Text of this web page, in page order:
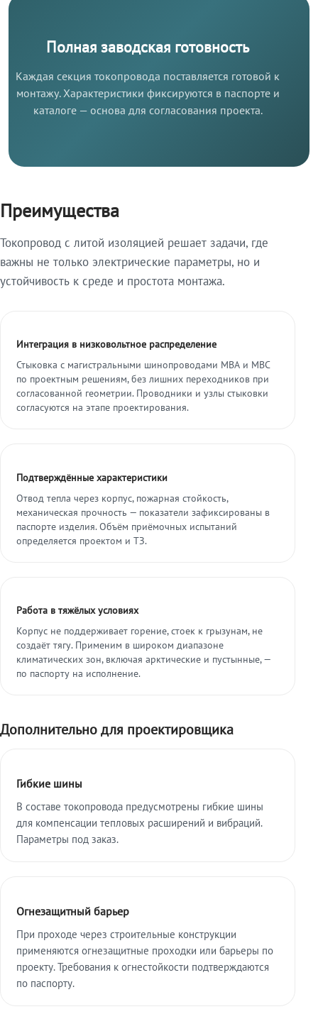
Полная заводская готовность
Каждая секция токопровода поставляется готовой к
монтажу. Характеристики фиксируются в паспорте и
каталоге — основа для согласования проекта.
Преимущества
Токопровод с литой изоляцией решает задачи, где
важны не только электрические параметры, но и
устойчивость к среде и простота монтажа.
Интеграция в низковольтное распределение
Стыковка с магистральными шинопроводами МВА и МВС
по проектным решениям, без лишних переходников при
согласованной геометрии. Проводники и узлы стыковки
согласуются на этапе проектирования.
Подтверждённые характеристики
Отвод тепла через корпус, пожарная стойкость,
механическая прочность — показатели зафиксированы в
паспорте изделия. Объём приёмочных испытаний
определяется проектом и ТЗ.
Работа в тяжёлых условиях
Корпус не поддерживает горение, стоек к грызунам, не
создаёт тягу. Применим в широком диапазоне
климатических зон, включая арктические и пустынные, —
по паспорту на исполнение.
Дополнительно для проектировщика
Гибкие шины
В составе токопровода предусмотрены гибкие шины
для компенсации тепловых расширений и вибраций.
Параметры под заказ.
Огнезащитный барьер
При проходе через строительные конструкции
применяются огнезащитные проходки или барьеры по
проекту. Требования к огнестойкости подтверждаются
по паспорту.